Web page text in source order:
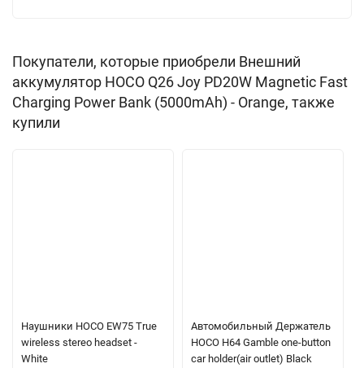
Покупатели, которые приобрели Внешний
аккумулятор HOCO Q26 Joy PD20W Magnetic Fast
Charging Power Bank (5000mAh) - Orange, также
купили
Наушники HOCO EW75 True
wireless stereo headset -
White
Автомобильный Держатель
HOCO H64 Gamble one-button
car holder(air outlet) Black